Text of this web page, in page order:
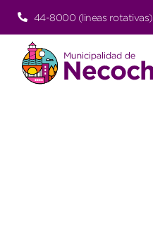
44-8000 (lineas rotativas)